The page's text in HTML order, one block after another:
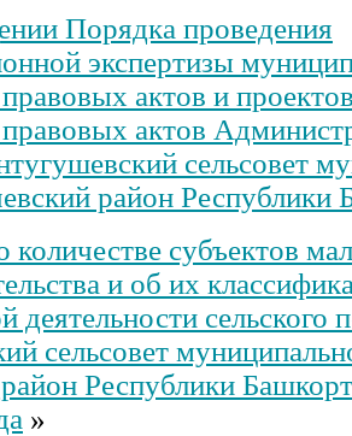
Порядка проведения
экспертизы
актов и
актов
сельсовет
район Республики
субъектов
и об их
деятельности сельского
сельсовет
Республики
»